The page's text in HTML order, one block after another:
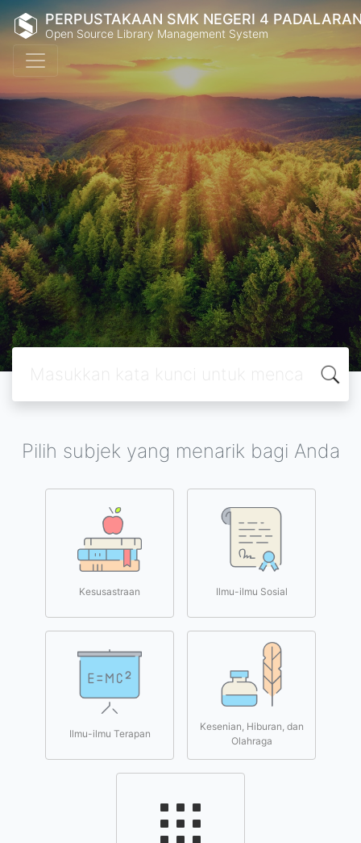
PERPUSTAKAAN SMK NEGERI 4
Open Source Library Management System
Pilih subjek yang menarik bagi Anda
Kesusastraan Ilmu-ilmu Sosial
Ilmu-ilmu Terapan
Kesenian, Hiburan, dan
Olahraga